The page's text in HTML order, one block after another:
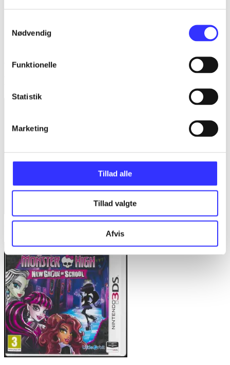
Nødvendig
Funktionelle
Statistik
Marketing
Tillad alle
Tillad valgte
Afvis
Lego Batman 3 - beyond Gotham